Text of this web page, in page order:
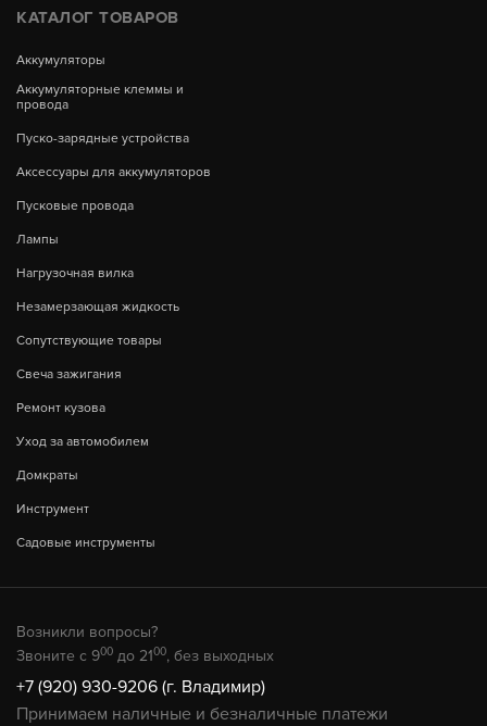
КАТАЛОГ ТОВАРОВ
Аккумуляторы
Аккумуляторные клеммы и
провода
Пуско-зарядные устройства
Аксессуары для аккумуляторов
Пусковые провода
Лампы
Нагрузочная вилка
Незамерзающая жидкость
Сопутствующие товары
Свеча зажигания
Ремонт кузова
Уход за автомобилем
Домкраты
Инструмент
Садовые инструменты
Возникли вопросы?
Звоните с 900 до 2100, без выходных
+7 (920) 930-9206 (г. Владимир)
Принимаем наличные и безналичные платежи